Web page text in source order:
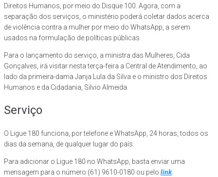
Direitos Humanos, por meio do Disque 100. Agora, com a
separação dos serviços, o ministério poderá coletar dados acerca
de violência contra a mulher por meio do WhatsApp, a serem
usados na formulação de políticas públicas.
Para o lançamento do serviço, a ministra das Mulheres, Cida
Gonçalves, irá visitar nesta terça-feira a Central de Atendimento, ao
lado da primeira-dama Janja Lula da Silva e o ministro dos Direitos
Humanos e da Cidadania, Silvio Almeida.
Serviço
O Ligue 180 funciona, por telefone e WhatsApp, 24 horas, todos os
dias da semana, de qualquer lugar do país.
Para adicionar o Ligue 180 no WhatsApp, basta enviar uma
mensagem para o número (61) 9610-0180 ou pelo link.